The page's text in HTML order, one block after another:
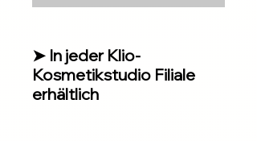
➤ In jeder Klio-
Kosmetikstudio Filiale
erhältlich